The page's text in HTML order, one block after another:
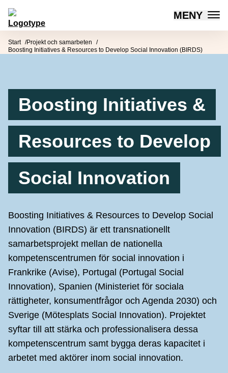
Hoppa till innehåll
Mötesplatsen Social Innovation MENY
Start
Projekt och samarbeten
Boosting Initiatives & Resources to Develop Social Innovation (BIRDS)
Boosting Initiatives &
Resources to Develop
Social Innovation
Boosting Initiatives & Resources to Develop Social
Innovation (BIRDS) är ett transnationellt
samarbetsprojekt mellan de nationella
kompetenscentrumen för social innovation i
Frankrike (Avise), Portugal (Portugal Social
Innovation), Spanien (Ministeriet för sociala
rättigheter, konsumentfrågor och Agenda 2030) och
Sverige (Mötesplats Social Innovation). Projektet
syftar till att stärka och professionalisera dessa
kompetenscentrum samt bygga deras kapacitet i
arbetet med aktörer inom social innovation.